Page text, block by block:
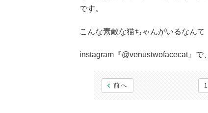
です。
こんな素敵な猫ちゃんがいるなんて
instagram『@venustwofacecat』
前へ 1